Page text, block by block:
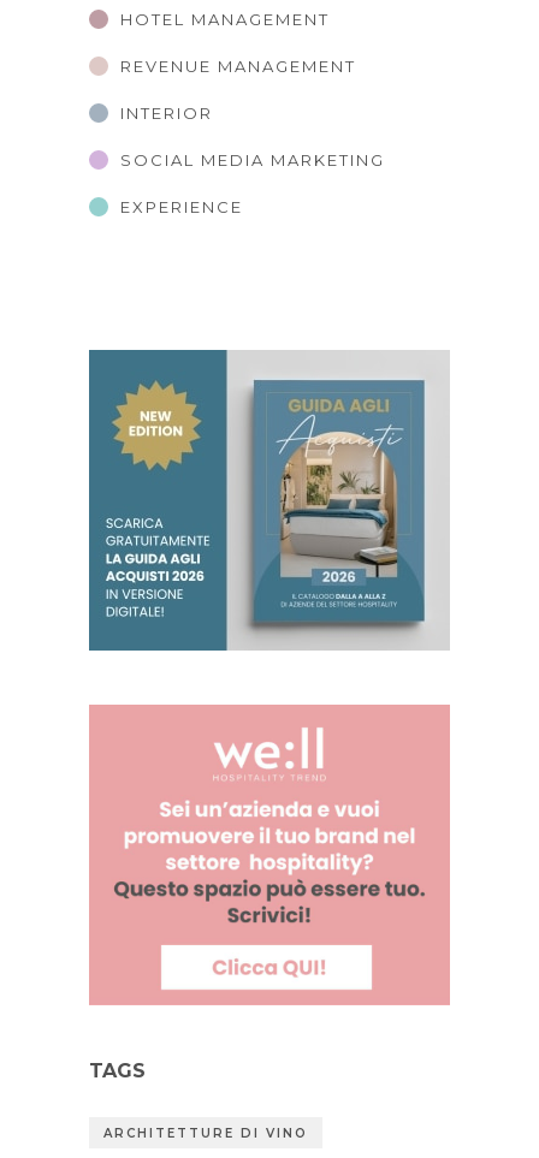
HOTEL MANAGEMENT
REVENUE MANAGEMENT
INTERIOR
SOCIAL MEDIA MARKETING
EXPERIENCE
TAGS
ARCHITETTURE DI VINO